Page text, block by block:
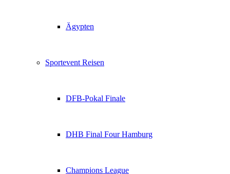
Ägypten
Sportevent Reisen
DFB-Pokal Finale
DHB Final Four Hamburg
Champions League